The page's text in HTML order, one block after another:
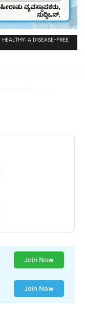
A DISEASE-FREE
Join Now
Join Now